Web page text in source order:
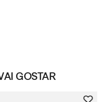
GOSTAR